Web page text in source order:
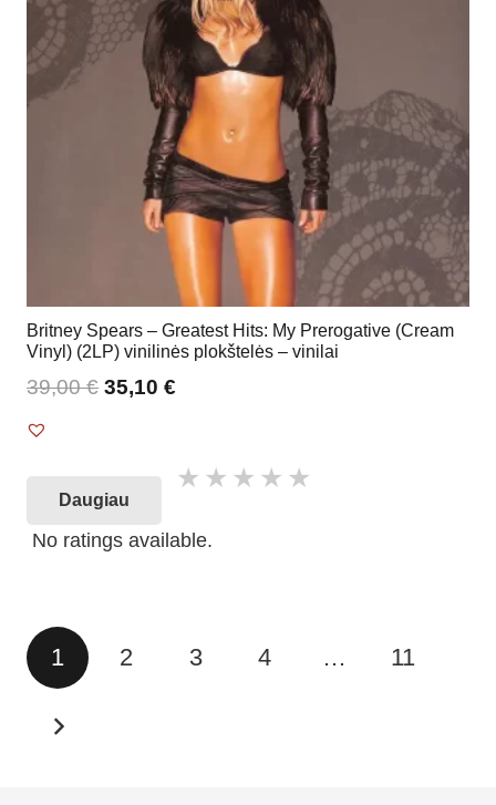
Britney Spears – Greatest Hits: My Prerogative (Cream
Vinyl) (2LP) vinilinės plokštelės – vinilai
39,00€ 35,10 €
Daugiau
No ratings available.
Įrašų
puslapiavimas
1 2 3 4 … 11